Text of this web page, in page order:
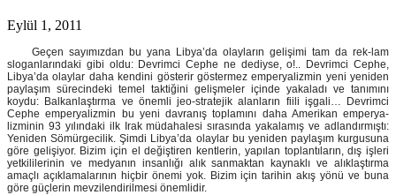
Eylül 1, 2011
Geçen sayımızdan bu yana Libya’da olayların gelişimi tam da rek-lam
sloganlarındaki gibi oldu: Devrimci Cephe ne dediyse, o!.. Devrimci Cephe,
Libya’da olaylar daha kendini gösterir göstermez emperyalizmin yeni yeniden
paylaşım sürecindeki temel taktiğini gelişmeler içinde yakaladı ve tanımını
koydu: Balkanlaştırma ve önemli jeo-stratejik alanların fiili işgali… Devrimci
Cephe emperyalizmin bu yeni davranış toplamını daha Amerikan emperya-
lizminin 93 yılındaki ilk Irak müdahalesi sırasında yakalamış ve adlandırmıştı:
Yeniden Sömürgecilik. Şimdi Libya’da olaylar bu yeniden paylaşım kurgusuna
göre gelişiyor. Bizim için el değiştiren kentlerin, yapılan toplantıların, dış işleri
yetkililerinin ve medyanın insanlığı alık sanmaktan kaynaklı ve alıklaştırma
amaçlı açıklamalarının hiçbir önemi yok. Bizim için tarihin akış yönü ve buna
göre güçlerin mevzilendirilmesi önemlidir.